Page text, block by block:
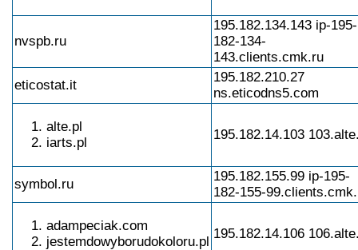
nvspb.ru
195.182.134.143 ip-195-
182-134-
143.clients.cmk.ru
eticostat.it
195.182.210.27
ns.eticodns5.com
alte.pl
iarts.pl
195.182.14.103
symbol.ru
195.182.155.99 ip-195-
182-155-
adampeciak.com
jestemdowyborudokoloru.pl
195.182.14.106